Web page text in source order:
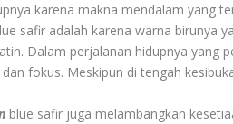
karena makna mendalam yang
safir adalah karena warna birunya
Dalam perjalanan hidupnya yang
fokus. Meskipun di tengah
blue safir juga melambangkan